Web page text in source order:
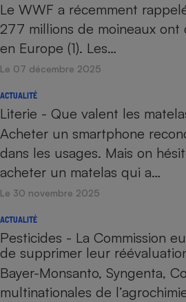
Le WWF a récemment
277 millions de moineaux ont
en Europe (1). Les…
Le 07 décembre 2025
ACTUALITÉ
Literie - Que valent les
Acheter un smartphone
dans les usages. Mais on
acheter un matelas qui a…
Le 30 novembre 2025
ACTUALITÉ
Pesticides - La Commission
de supprimer leur
Bayer-Monsanto, Syngenta,
multinationales de